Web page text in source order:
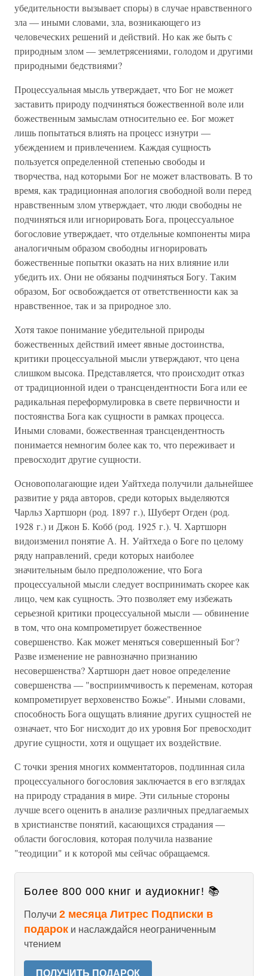
убедительности вызывает споры) в случае нравственного
зла — иными словами, зла, возникающего из
человеческих решений и действий. Но как же быть с
природным злом — землетрясениями, голодом и другими
природными бедствиями?
Процессуальная мысль утверждает, что Бог не может
заставить природу подчиняться божественной воле или
божественным замыслам относительно ее. Бог может
лишь попытаться влиять на процесс изнутри —
убеждением и привлечением. Каждая сущность
пользуется определенной степенью свободы и
творчества, над которыми Бог не может властвовать. В то
время, как традиционная апология свободной воли перед
нравственным злом утверждает, что люди свободны не
подчиняться или игнорировать Бога, процессуальное
богословие утверждает, что отдельные компоненты мира
аналогичным образом свободны игнорировать
божественные попытки оказать на них влияние или
убедить их. Они не обязаны подчиняться Богу. Таким
образом, Бог освобождается от ответственности как за
нравственное, так и за природное зло.
Хотя такое понимание убедительной природы
божественных действий имеет явные достоинства,
критики процессуальной мысли утверждают, что цена
слишком высока. Представляется, что происходит отказ
от традиционной идеи о трансцендентности Бога или ее
радикальная переформулировка в свете первичности и
постоянства Бога как сущности в рамках процесса.
Иными словами, божественная трансцендентность
понимается немногим более как то, что переживает и
превосходит другие сущности.
Основополагающие идеи Уайтхеда получили дальнейшее
развитие у ряда авторов, среди которых выделяются
Чарльз Хартшорн (род. 1897 г.), Шуберт Огден (род.
1928 г.) и Джон Б. Кобб (род. 1925 г.). Ч. Хартшорн
видоизменил понятие А. Н. Уайтхеда о Боге по целому
ряду направлений, среди которых наиболее
значительным было предположение, что Бога
процессуальной мысли следует воспринимать скорее как
лицо, чем как сущность. Это позволяет ему избежать
серьезной критики процессуальной мысли — обвинение
в том, что она компрометирует божественное
совершенство. Как может меняться совершенный Бог?
Разве изменение не равнозначно признанию
несовершенства? Хартшорн дает новое определение
совершенства — "восприимчивость к переменам, которая
компрометирует верховенство Божье". Иными словами,
способность Бога ощущать влияние других сущностей не
означает, что Бог нисходит до их уровня Бог превосходит
другие сущности, хотя и ощущает их воздействие.
С точки зрения многих комментаторов, подлинная сила
процессуального богословия заключается в его взглядах
на природу страдания в мире. Эти сильные стороны
лучше всего оценить в анализе различных предлагаемых
в христианстве понятий, касающихся страдания —
области богословия, которая получила название
"теодиции" и к которой мы сейчас обращаемся.
Более 800 000 книг и аудиокниг! 📚
Получи 2 месяца Литрес Подписки в
подарок и наслаждайся неограниченным
чтением
ПОЛУЧИТЬ ПОДАРОК